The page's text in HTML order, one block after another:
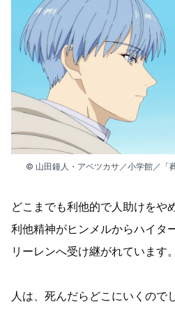
© 山田鐘人・アベツカサ／小学館／「
どこまでも利他的で人助けをや
利他精神がヒンメルからハイタ
リーレンへ受け継がれています。
人は、死んだらどこにいくので